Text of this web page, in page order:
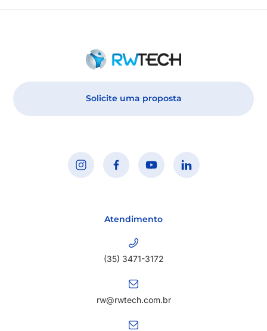
Solicite uma proposta
Atendimento
(35) 3471-3172
rw@rwtech.com.br